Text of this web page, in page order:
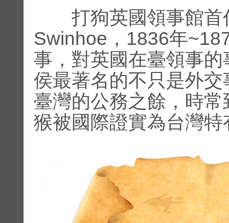
打狗英國領事館首
Swinhoe，1836年
事，對英國在臺領事
侯最著名的不只是外
臺灣的公務之餘，時
猴被國際證實為台灣